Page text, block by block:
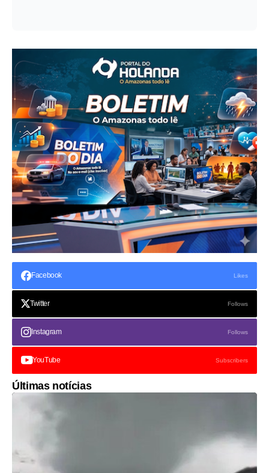
Facebook Likes
Twitter Follows
Instagram Follows
YouTube Subscribers
Últimas notícias